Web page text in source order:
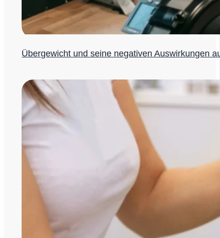
Übergewicht und seine negativen Auswirkungen